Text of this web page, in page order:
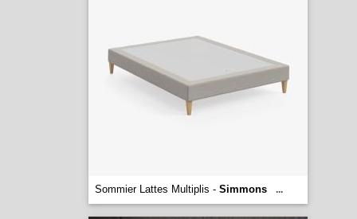
Sommier Lattes Multiplis - Simmons ...